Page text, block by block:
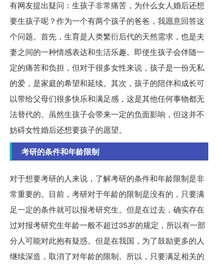
有网友提出疑问：生孩子非常痛苦，为什么女人婚后还想
要生孩子呢？作为一个有两个孩子的爸爸，我愿意回答这
个问题。首先，生育是人类繁衍后代的天然需求，也是夫
妻之间的一种情感表达和生活乐趣。即使生孩子会伴随一
定的痛苦和负担，但对于很多女性来说，孩子是一份无私
的爱，是家庭的希望和延续。其次，孩子的陪伴和成长可
以带给父母们很多快乐和满足感，这是其他任何事物都无
法替代的。虽然生孩子会带来一定的负面影响，但这并不
妨碍女性婚后还想要孩子的愿望。
考研的条件和年龄限制
对于想要考研的人来说，了解考研的条件和年龄限制是非
常重要的。目前，考研对于年龄的限制是没有的，只要满
足一定的条件就可以报考研究生。但是在过去，确实存在
过对报考研究生年龄一般不超过35岁的规定，所以有一部
分人可能对此抱有疑惑。但是在我国，为了鼓励更多的人
继续深造，取消了对年龄的限制。所以，只要满足相关的